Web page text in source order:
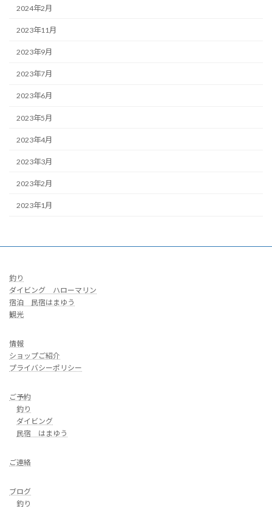
2024年2月
2023年11月
2023年9月
2023年7月
2023年6月
2023年5月
2023年4月
2023年3月
2023年2月
2023年1月
釣り
ダイビング ハローマリン
宿泊 民宿はまゆう
観光
情報
ショップご紹介
プライバシーポリシー
ご予約
釣り
ダイビング
民宿 はまゆう
ご連絡
ブログ
釣り